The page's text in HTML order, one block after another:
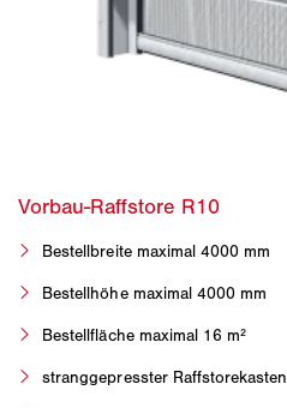
Bestellbreite maximal 4000 mm
Bestellhöhe maximal 4000 mm
Bestellfläche maximal 16 m²
stranggepresster Raffstorekasten